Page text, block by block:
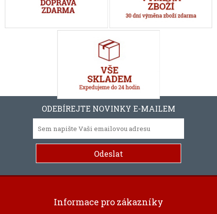
ODEBÍREJTE NOVINKY E-MAILEM
Informace pro zákazníky